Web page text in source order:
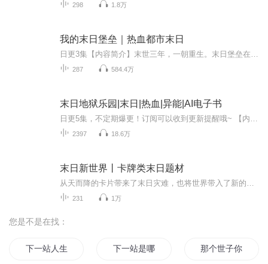
298 1.8万
我的末日堡垒｜热血都市末日
287 584.4万
末日地狱乐园|末日|热血|异能|AI电子书
2397 18.6万
末日新世界丨卡牌类末日题材
231 1万
您是不是在找：
下一站人生 下一站是哪 那个世子你站住